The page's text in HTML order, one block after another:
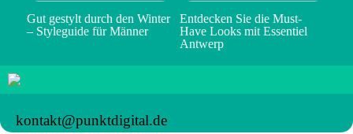
Gut gestylt durch den Winter
– Styleguide für Männer
Entdecken Sie die Must-
Have Looks mit Essentiel
Antwerp
kontakt@punktdigital.de